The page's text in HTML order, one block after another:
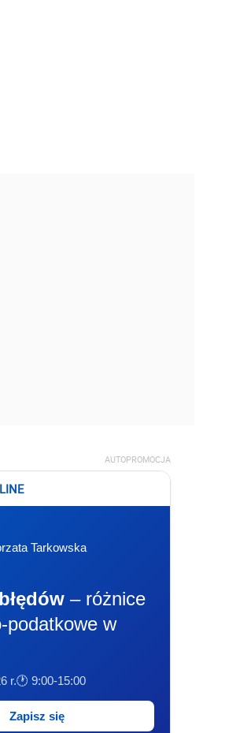
AUTOPROMOCJA
Tarkowska
– różnice
podatkowe w
r.🕐 9:00-15:00
Zapisz się